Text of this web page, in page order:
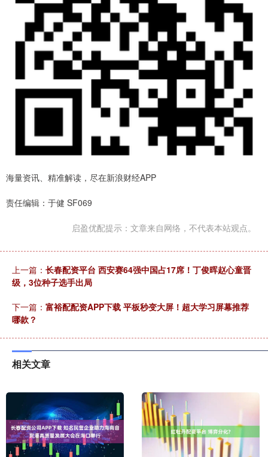
海量资讯、精准解读，尽在新浪财经APP
责任编辑：于健 SF069
启盈优配提示：文章来自网络，不代表本站观点。
上一篇： 长春配资平台 西安赛64强中国占17席！丁俊晖赵心童晋
级，3位种子选手出局
下一篇： 富裕配配资APP下载 平板秒变大屏！超大学习屏幕推荐
哪款？
相关文章